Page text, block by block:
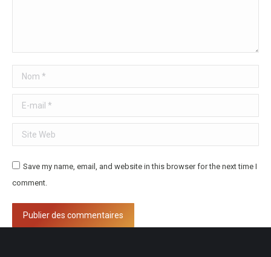
Nom *
E-mail *
Site Web
Save my name, email, and website in this browser for the next time I
comment.
Publier des commentaires